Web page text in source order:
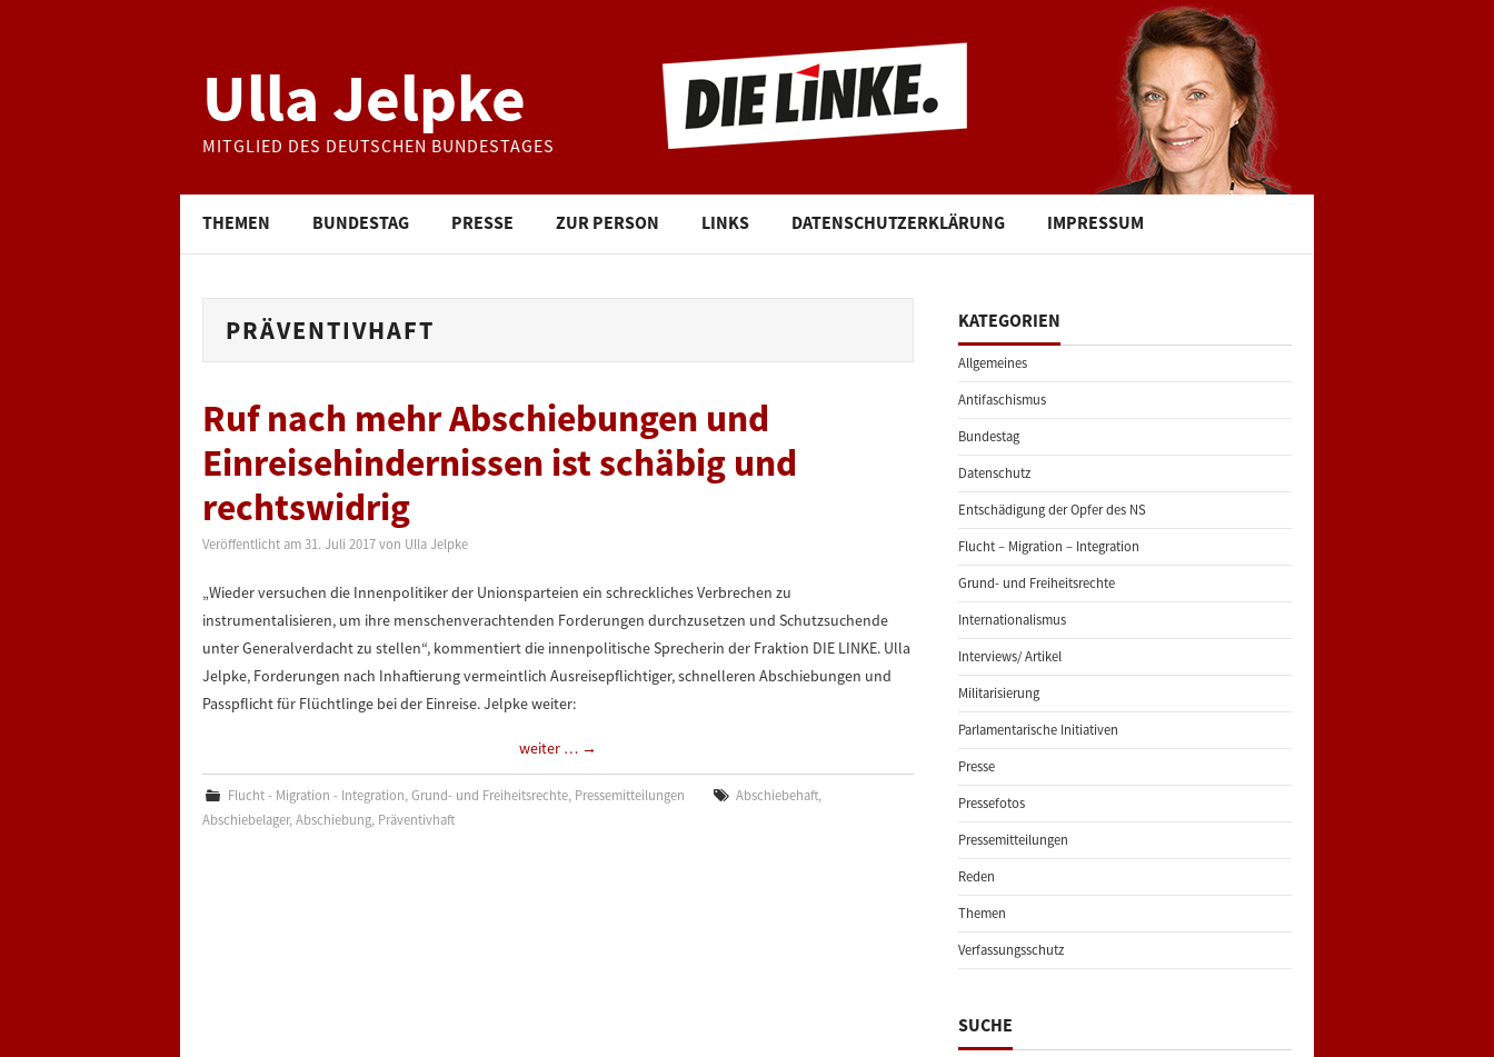
Ulla Jelpke
MITGLIED DES DEUTSCHEN BUNDESTAGES
THEMEN BUNDESTAG PRESSE ZUR PERSON LINKS DATENSCHUTZERKLÄRUNG IMPRESSUM
PRÄVENTIVHAFT
Ruf nach mehr Abschiebungen und
Einreisehindernissen ist schäbig und
rechtswidrig
Veröffentlicht am 31. Juli 2017 von Ulla Jelpke
„Wieder versuchen die Innenpolitiker der Unionsparteien ein schreckliches Verbrechen zu
instrumentalisieren, um ihre menschenverachtenden Forderungen durchzusetzen und Schutzsuchende
unter Generalverdacht zu stellen“, kommentiert die innenpolitische Sprecherin der Fraktion DIE LINKE. Ulla
Jelpke, Forderungen nach Inhaftierung vermeintlich Ausreisepflichtiger, schnelleren Abschiebungen und
Passpflicht für Flüchtlinge bei der Einreise. Jelpke weiter:
weiter … →
Flucht - Migration - Integration,Grund- und Freiheitsrechte, Pressemitteilungen Abschiebehaft,
Abschiebelager, Abschiebung, Präventivhaft
KATEGORIEN
Allgemeines
Antifaschismus
Bundestag
Datenschutz
Entschädigung der Opfer des NS
Flucht – Migration – Integration
Grund- und Freiheitsrechte
Internationalismus
Interviews/ Artikel
Militarisierung
Parlamentarische Initiativen
Presse
Pressefotos
Pressemitteilungen
Reden
Themen
Verfassungsschutz
SUCHE